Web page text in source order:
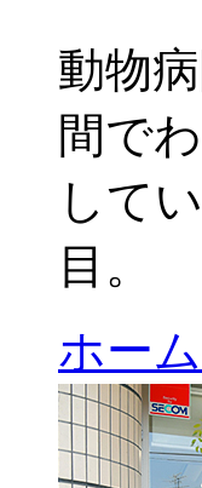
動物
間で
して
目。
ホー